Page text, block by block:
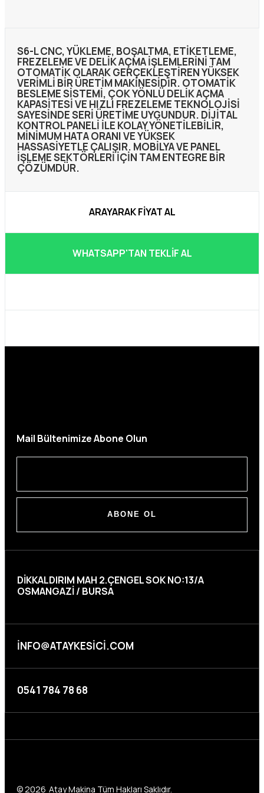
S6-L CNC, YÜKLEME, BOŞALTMA, ETIKETLEME,
FREZELEME VE DELIK AÇMA IŞLEMLERINI TAM
OTOMATIK OLARAK GERÇEKLEŞTIREN YÜKSEK
VERIMLI BIR ÜRETIM MAKINESIDIR. OTOMATIK
BESLEME SISTEMI, ÇOK YÖNLÜ DELIK AÇMA
KAPASITESI VE HIZLI FREZELEME TEKNOLOJISI
SAYESINDE SERI ÜRETIME UYGUNDUR. DIJITAL
KONTROL PANELI ILE KOLAY YÖNETILEBILIR,
MINIMUM HATA ORANI VE YÜKSEK
HASSASIYETLE ÇALIŞIR. MOBILYA VE PANEL
IŞLEME SEKTÖRLERI IÇIN TAM ENTEGRE BIR
ÇÖZÜMDÜR.
ARAYARAK FIYAT AL
WHATSAPP'TAN TEKLIF AL
Mail Bültenimize Abone Olun
ABONE OL
DIKKALDIRIM MAH 2.ÇENGEL SOK NO:13/A
OSMANGAZI / BURSA
INFO@ATAYKESICI.COM
0541 784 78 68
© 2026 Atay Makina Tüm Hakları Saklıdır.